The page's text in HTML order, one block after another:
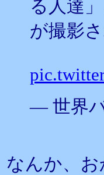
る人達
が撮影
— 世界
なんか、お